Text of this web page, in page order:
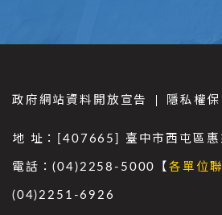
政府網站資料開放宣告 隱私權
地 址：[407665] 臺中市西屯區惠
電話：(04)2258-5000【各單位
(04)2251-6926